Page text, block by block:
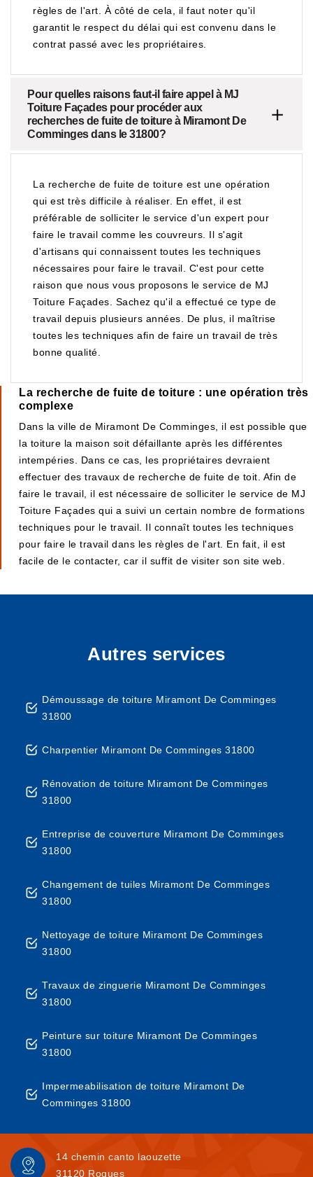
règles de l'art. À côté de cela, il faut noter qu'il
garantit le respect du délai qui est convenu dans le
contrat passé avec les propriétaires.
Pour quelles raisons faut-il faire appel à MJ
Toiture Façades pour procéder aux
recherches de fuite de toiture à Miramont De
Comminges dans le 31800?
La recherche de fuite de toiture est une opération
qui est très difficile à réaliser. En effet, il est
préférable de solliciter le service d'un expert pour
faire le travail comme les couvreurs. Il s'agit
d'artisans qui connaissent toutes les techniques
nécessaires pour faire le travail. C'est pour cette
raison que nous vous proposons le service de MJ
Toiture Façades. Sachez qu'il a effectué ce type de
travail depuis plusieurs années. De plus, il maîtrise
toutes les techniques afin de faire un travail de très
bonne qualité.
La recherche de fuite de toiture : une opération très
complexe
Dans la ville de Miramont De Comminges, il est possible que
la toiture la maison soit défaillante après les différentes
intempéries. Dans ce cas, les propriétaires devraient
effectuer des travaux de recherche de fuite de toit. Afin de
faire le travail, il est nécessaire de solliciter le service de MJ
Toiture Façades qui a suivi un certain nombre de formations
techniques pour le travail. Il connaît toutes les techniques
pour faire le travail dans les règles de l'art. En fait, il est
facile de le contacter, car il suffit de visiter son site web.
Autres services
Démoussage de toiture Miramont De Comminges
31800
Charpentier Miramont De Comminges 31800
Rénovation de toiture Miramont De Comminges
31800
Entreprise de couverture Miramont De Comminges
31800
Changement de tuiles Miramont De Comminges
31800
Nettoyage de toiture Miramont De Comminges
31800
Travaux de zinguerie Miramont De Comminges
31800
Peinture sur toiture Miramont De Comminges
31800
Impermeabilisation de toiture Miramont De
Comminges 31800
14 chemin canto laouzette
31120 Roques